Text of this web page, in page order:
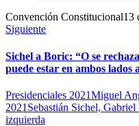
Convención Constitucional13
Siguiente
Sichel a Boric: “O se
puede estar en ambos lados
Presidenciales 2021Miguel
2021 Sebastián Sichel,
izquierda